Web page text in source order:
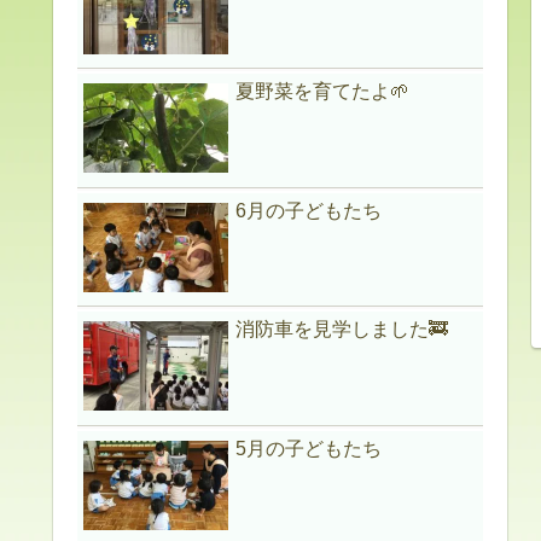
夏野菜を育てたよ🌱
6月の子どもたち
消防車を見学しました🚒
5月の子どもたち